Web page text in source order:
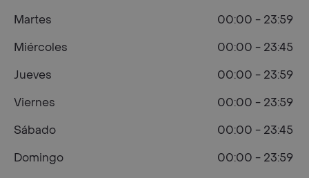
Martes
00:00 - 23:59
Miércoles
00:00 - 23:45
Jueves
00:00 - 23:59
Viernes
00:00 - 23:59
Sábado
00:00 - 23:45
Domingo
00:00 - 23:59